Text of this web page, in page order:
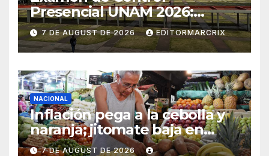
Presencial UNAM 2026:
aspirantes ya pueden
consultar fecha, sede y
horario
7 DE AUGUST DE 2026 EDITORMARCRIX
NACIONAL
Inflación pega a la cebolla y
naranja; jitomate baja en
México
7 DE AUGUST DE 2026